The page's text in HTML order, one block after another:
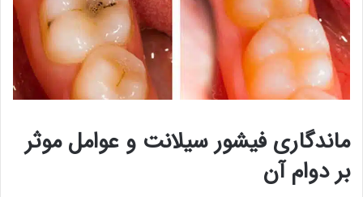
ماندگاری فیشور سیلانت و عوامل موثر
بر دوام آن